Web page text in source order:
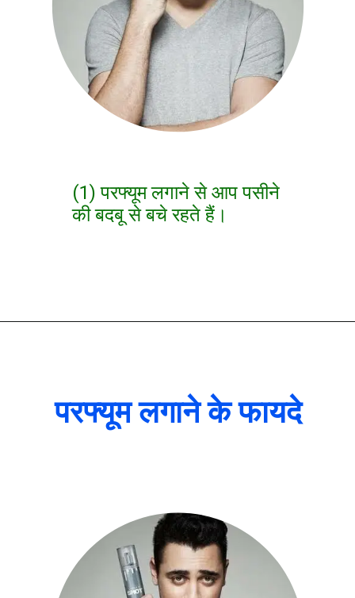
(1) परफ्यूम लगाने से आप पसीने
की बदबू से बचे रहते हैं।
परफ्यूम लगाने के फायदे